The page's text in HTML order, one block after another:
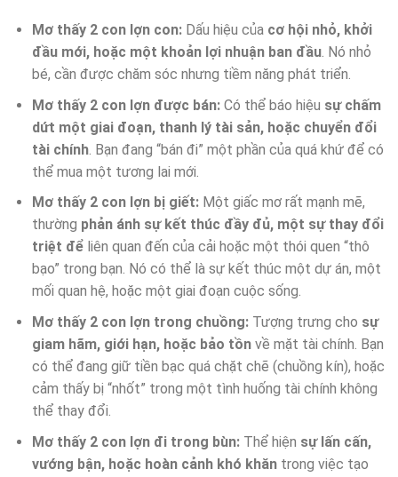
Mơ thấy 2 con lợn con:Dấu hiệu của cơ hội nhỏ, khởi
đầu mới, hoặc một khoản lợi nhuận ban đầu. Nó nhỏ
bé, cần được chăm sóc nhưng tiềm năng phát triển.
Mơ thấy 2 con lợn được bán:Có thể báo hiệu sự chấm
dứt một giai đoạn, thanh lý tài sản, hoặc chuyển đổi
tài chính. Bạn đang “bán đi” một phần của quá khứ để có
thể mua một tương lai mới.
Mơ thấy 2 con lợn bị giết:Một giấc mơ rất mạnh mẽ,
thường phản ánh sự kết thúc đầy đủ, một sự thay đổi
triệt đểliên quan đến của cải hoặc một thói quen “thô
bạo” trong bạn. Nó có thể là sự kết thúc một dự án, một
mối quan hệ, hoặc một giai đoạn cuộc sống.
Mơ thấy 2 con lợn trong chuồng:Tượng trưng cho sự
giam hãm, giới hạn, hoặc bảo tồnvề mặt tài chính. Bạn
có thể đang giữ tiền bạc quá chặt chẽ (chuồng kín), hoặc
cảm thấy bị “nhốt” trong một tình huống tài chính không
thể thay đổi.
Mơ thấy 2 con lợn đi trong bùn:Thể hiện sự lấn cấn,
vướng bận, hoặc hoàn cảnh khó khăntrong việc tạo